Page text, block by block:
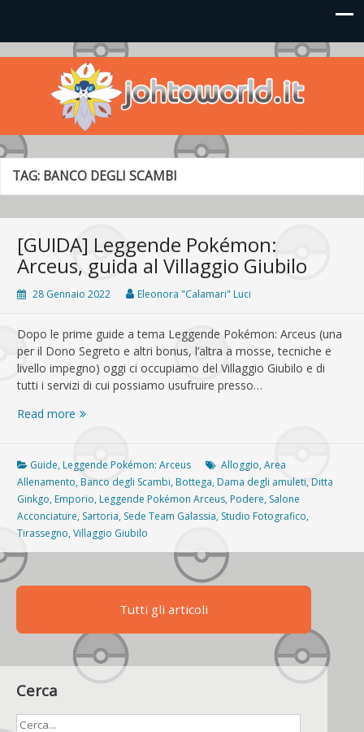
Johto World
Le novità più frizzanti dall'universo Pokémon e Nintendo
TAG: BANCO DEGLI SCAMBI
[GUIDA] Leggende Pokémon:
Arceus, guida al Villaggio Giubilo
28 Gennaio 2022 Eleonora "Calamari" Luci
Dopo le prime guide a tema Leggende Pokémon: Arceus (una
per il Dono Segreto e altri bonus, l’altra a mosse, tecniche e
livello impegno) oggi ci occupiamo del Villaggio Giubilo e di
tutti i servizi di cui possiamo usufruire presso…
Read more [GUIDA]
Pokémon:
Arceus,
guida
al
Villaggio
Giubilo
Guide, Leggende Pokémon: Arceus Alloggio,Area
Allenamento, Banco degli Scambi, Bottega, Dama degli amuleti, Ditta
Ginkgo, Emporio, Leggende Pokémon Arceus, Podere, Salone
Acconciature, Sartoria, Sede Team Galassia, Studio Fotografico,
Tirassegno,Villaggio Giubilo
Tutti gli articoli
Cerca